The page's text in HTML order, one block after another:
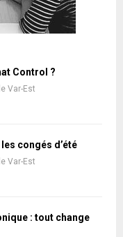
Control ?
Var-Est
congés d’été
Var-Est
: tout change